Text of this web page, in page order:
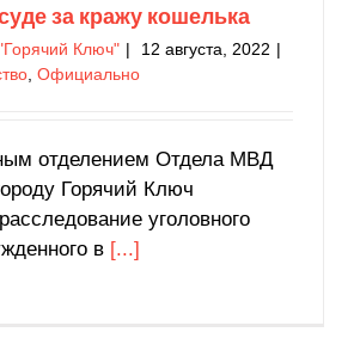
за кражу кошелька
Ключ" | 12 августа, 2022 |
Официально
отделением Отдела МВД
Горячий Ключ
уголовного
в [...]